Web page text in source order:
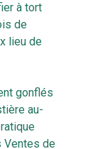
à tort
de
lieu de
gonflés
au-
Ventes de